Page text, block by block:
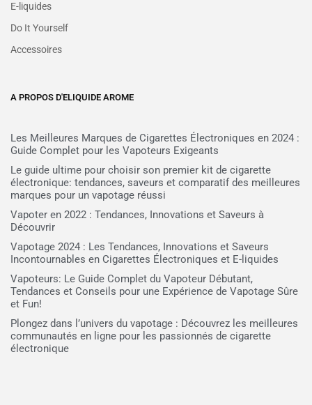
E-liquides
Do It Yourself
Accessoires
A PROPOS D'ELIQUIDE AROME
Les Meilleures Marques de Cigarettes Électroniques en 2024 :
Guide Complet pour les Vapoteurs Exigeants
Le guide ultime pour choisir son premier kit de cigarette
électronique: tendances, saveurs et comparatif des meilleures
marques pour un vapotage réussi
Vapoter en 2022 : Tendances, Innovations et Saveurs à
Découvrir
Vapotage 2024 : Les Tendances, Innovations et Saveurs
Incontournables en Cigarettes Électroniques et E-liquides
Vapoteurs: Le Guide Complet du Vapoteur Débutant,
Tendances et Conseils pour une Expérience de Vapotage Sûre
et Fun!
Plongez dans l’univers du vapotage : Découvrez les meilleures
communautés en ligne pour les passionnés de cigarette
électronique